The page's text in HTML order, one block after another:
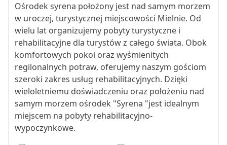
Ośrodek syrena położony jest nad samym morzem
w uroczej, turystycznej miejscowości Mielnie. Od
wielu lat organizujemy pobyty turystyczne i
rehabilitacyjne dla turystów z całego świata. Obok
komfortowych pokoi oraz wyśmienitych
regilonalnych potraw, oferujemy naszym gościom
szeroki zakres usług rehabilitacyjnych. Dzięki
wieloletniemu doświadczeniu oraz położeniu nad
samym morzem ośrodek "Syrena "jest idealnym
miejscem na pobyty rehabilitacyjno-
wypoczynkowe.